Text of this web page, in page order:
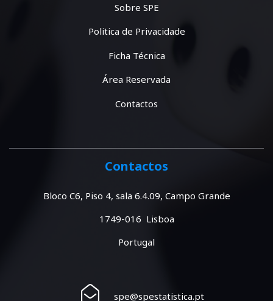
Sobre SPE
Politica de Privacidade
Ficha Técnica
Área Reservada
Contactos
Contactos
Bloco C6, Piso 4, sala 6.4.09, Campo Grande
1749-016 Lisboa
Portugal
spe@spestatistica.pt